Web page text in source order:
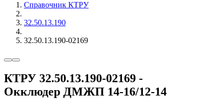
Справочник КТРУ
32.50.13.190
32.50.13.190-02169
КТРУ 32.50.13.190-02169 -
Окклюдер ДМЖП 14-16/12-14